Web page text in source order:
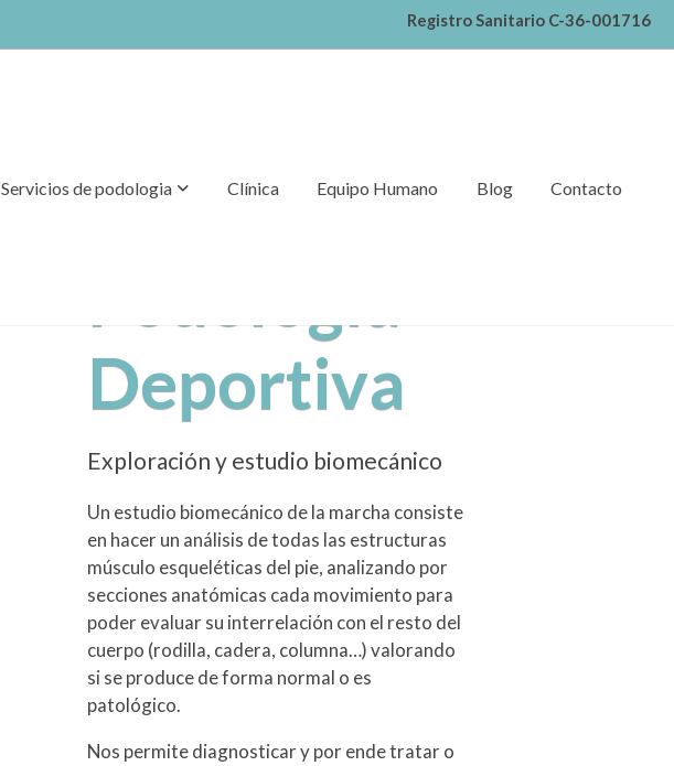
Registro Sanitario C-36-001716
Servicios de podologia Clínica Equipo Humano Blog Contacto
Deportiva
Exploración y estudio biomecánico
Un estudio biomecánico de la marcha consiste
en hacer un análisis de todas las estructuras
músculo esqueléticas del pie, analizando por
secciones anatómicas cada movimiento para
poder evaluar su interrelación con el resto del
cuerpo (rodilla, cadera, columna…) valorando
si se produce de forma normal o es
patológico.
Nos permite diagnosticar y por ende tratar o